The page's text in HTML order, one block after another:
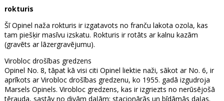
rokturis
Šī Opinel naža rokturis ir izgatavots no franču lakota ozola, kas
tam piešķir masīvu izskatu. Rokturis ir rotāts ar kalnu kazām
(gravēts ar lāzergravējumu).
Virobloc drošības gredzens
Opinel No. 8, tāpat kā visi citi Opinel liektie naži, sākot ar No. 6, ir
aprīkots ar Virobloc drošības gredzenu, ko 1955. gadā izgudroja
Marsels Opinels. Virobloc gredzens, kas ir izgriezts no nerūsējošā
tērauda, sastāv no divām daļām: stacionārās un bīdāmās daļas.